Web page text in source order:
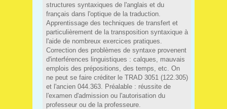
structures syntaxiques de l'anglais et du
français dans l'optique de la traduction.
Apprentissage des techniques de transfert et
particulièrement de la transposition syntaxique à
l'aide de nombreux exercices pratiques.
Correction des problèmes de syntaxe provenent
d'interférences linguistiques : calques, mauvais
emplois des prépositions, des temps, etc. On
ne peut se faire créditer le TRAD 3051 (122.305)
et l'ancien 044.363. Préalable : réussite de
l'examen d'admission ou l'autorisation du
professeur ou de la professeure.